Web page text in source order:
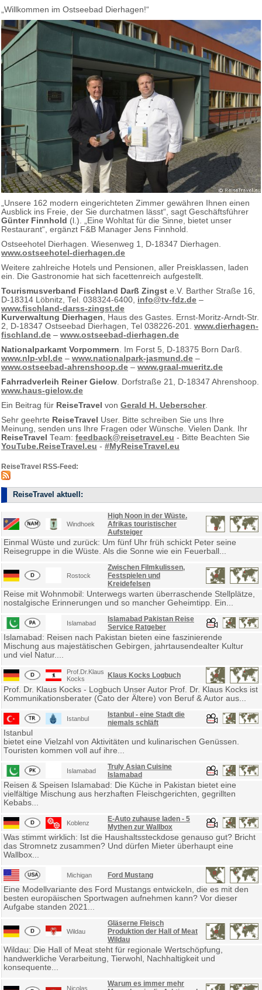
„Willkommen im Ostseebad Dierhagen!“
„Unsere 162 modern eingerichteten Zimmer gewähren Ihnen einen
Ausblick ins Freie, der Sie durchatmen lässt“, sagt Geschäftsführer
Günter Finnhold (l.). „Eine Wohltat für die Sinne, bietet unser
Restaurant“, ergänzt F&B Manager Jens Finnhold.
Ostseehotel Dierhagen. Wiesenweg 1, D-18347 Dierhagen.
www.ostseehotel-dierhagen.de
Weitere zahlreiche Hotels und Pensionen, aller Preisklassen, laden
ein. Die Gastronomie hat sich facettenreich aufgestellt.
Tourismusverband Fischland Darß Zingst e.V. Barther Straße 16,
D-18314 Löbnitz, Tel. 038324-6400, info@tv-fdz.de –
www.fischland-darss-zingst.de
Kurverwaltung Dierhagen , Haus des Gastes. Ernst-Moritz-Arndt-Str.
2, D-18347 Ostseebad Dierhagen, Tel 038226-201. www.dierhagen-
fischland.de – www.ostseebad-dierhagen.de
Nationalparkamt Vorpommern . Im Forst 5, D-18375 Born Darß.
www.nlp-vbl.de – www.nationalpark-jasmund.de –
www.ostseebad-ahrenshoop.de – www.graal-mueritz.de
Fahrradverleih Reiner Gielow . Dorfstraße 21, D-18347 Ahrenshoop.
www.haus-gielow.de
Ein Beitrag für ReiseTravel von Gerald H. Ueberscher.
Sehr geehrte ReiseTravel User. Bitte schreiben Sie uns Ihre
Meinung, senden uns Ihre Fragen oder Wünsche. Vielen Dank. Ihr
ReiseTravel Team: feedback@reisetravel.eu - Bitte Beachten Sie
YouTube.ReiseTravel.eu - #MyReiseTravel.eu
ReiseTravel RSS-Feed:
ReiseTravel aktuell:
Windhoek
High Noon in der Wüste.
Afrikas touristischer
Aufsteiger
Einmal Wüste und zurück: Um fünf Uhr früh schickt Peter seine
Reisegruppe in die Wüste. Als die Sonne wie ein Feuerball...
Rostock
Zwischen Filmkulissen,
Festspielen und
Kreidefelsen
Reise mit Wohnmobil: Unterwegs warten überraschende Stellplätze,
nostalgische Erinnerungen und so mancher Geheimtipp. Ein...
Islamabad
Islamabad Pakistan Reise
Service Ratgeber
Islamabad: Reisen nach Pakistan bieten eine faszinierende
Mischung aus majestätischen Gebirgen, jahrtausendealter Kultur
und viel Natur....
Prof.Dr.Klaus
Kocks
Klaus Kocks Logbuch
Prof. Dr. Klaus Kocks - Logbuch Unser Autor Prof. Dr. Klaus Kocks ist
Kommunikationsberater (Cato der Ältere) von Beruf & Autor aus...
Istanbul
Istanbul - eine Stadt die
niemals schläft
Istanbul
bietet eine Vielzahl von Aktivitäten und kulinarischen Genüssen.
Touristen kommen voll auf ihre...
Islamabad
Truly Asian Cuisine
Islamabad
Reisen & Speisen Islamabad: Die Küche in Pakistan bietet eine
vielfältige Mischung aus herzhaften Fleischgerichten, gegrillten
Kebabs...
Koblenz
E-Auto zuhause laden - 5
Mythen zur Wallbox
Was stimmt wirklich: Ist die Haushaltssteckdose genauso gut? Bricht
das Stromnetz zusammen? Und dürfen Mieter überhaupt eine
Wallbox...
Michigan Ford Mustang
Eine Modellvariante des Ford Mustangs entwickeln, die es mit den
besten europäischen Sportwagen aufnehmen kann? Vor dieser
Aufgabe standen 2021...
Wildau
Gläserne Fleisch
Produktion der Hall of Meat
Wildau
Wildau: Die Hall of Meat steht für regionale Wertschöpfung,
handwerkliche Verarbeitung, Tierwohl, Nachhaltigkeit und
konsequente...
Nicolas
Warum es immer mehr